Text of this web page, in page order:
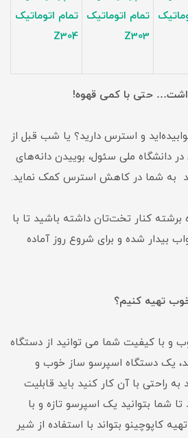
تمام اتوماتیک
Z303
تمام اتوماتیک
Z304
حتی با کمی قهوه!
و استرس دارید؟ یا شب قبل از
دانشگاه ملی سئول، بوییدن دانه‌های
به شما در کاهش استرس کمک نماید.
کنار تخت‌تان داشته باشید تا با
شده و برای شروع روز آماده
تهیه کنیم؟
و با کیفیت شما می توانید از دستگاه
یک دستگاه اسپرسو ساز خوب و
به راحتی با آن کار کنید باید قابلیت
شما بتوانید یک اسپرسو تازه و با
کاپوچینو بتواند با استفاده از شیر